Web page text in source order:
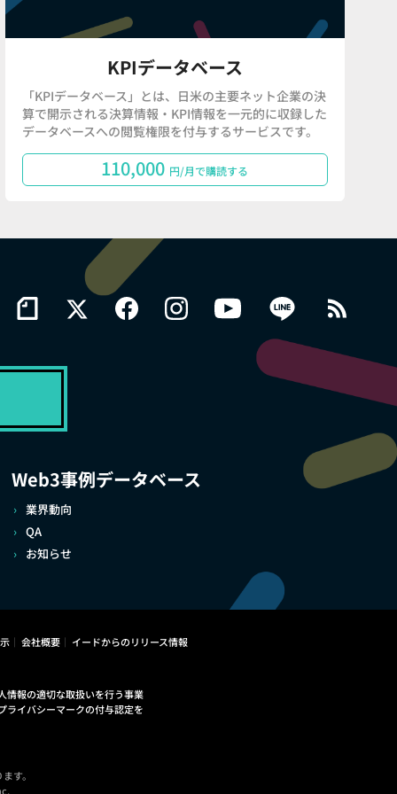
KPIデータベース
「KPIデータベース」とは、日米の主要ネット企業の決
算で開示される決算情報・KPI情報を一元的に収録した
データベースへの閲覧権限を付与するサービスです。
110,000 円/月で購読する
Web3事例データベース
業界動向
QA
お知らせ
会社概要 イードからのリリース情報
情報の適切な取扱いを行う事業
ライバシーマークの付与認定を
す。